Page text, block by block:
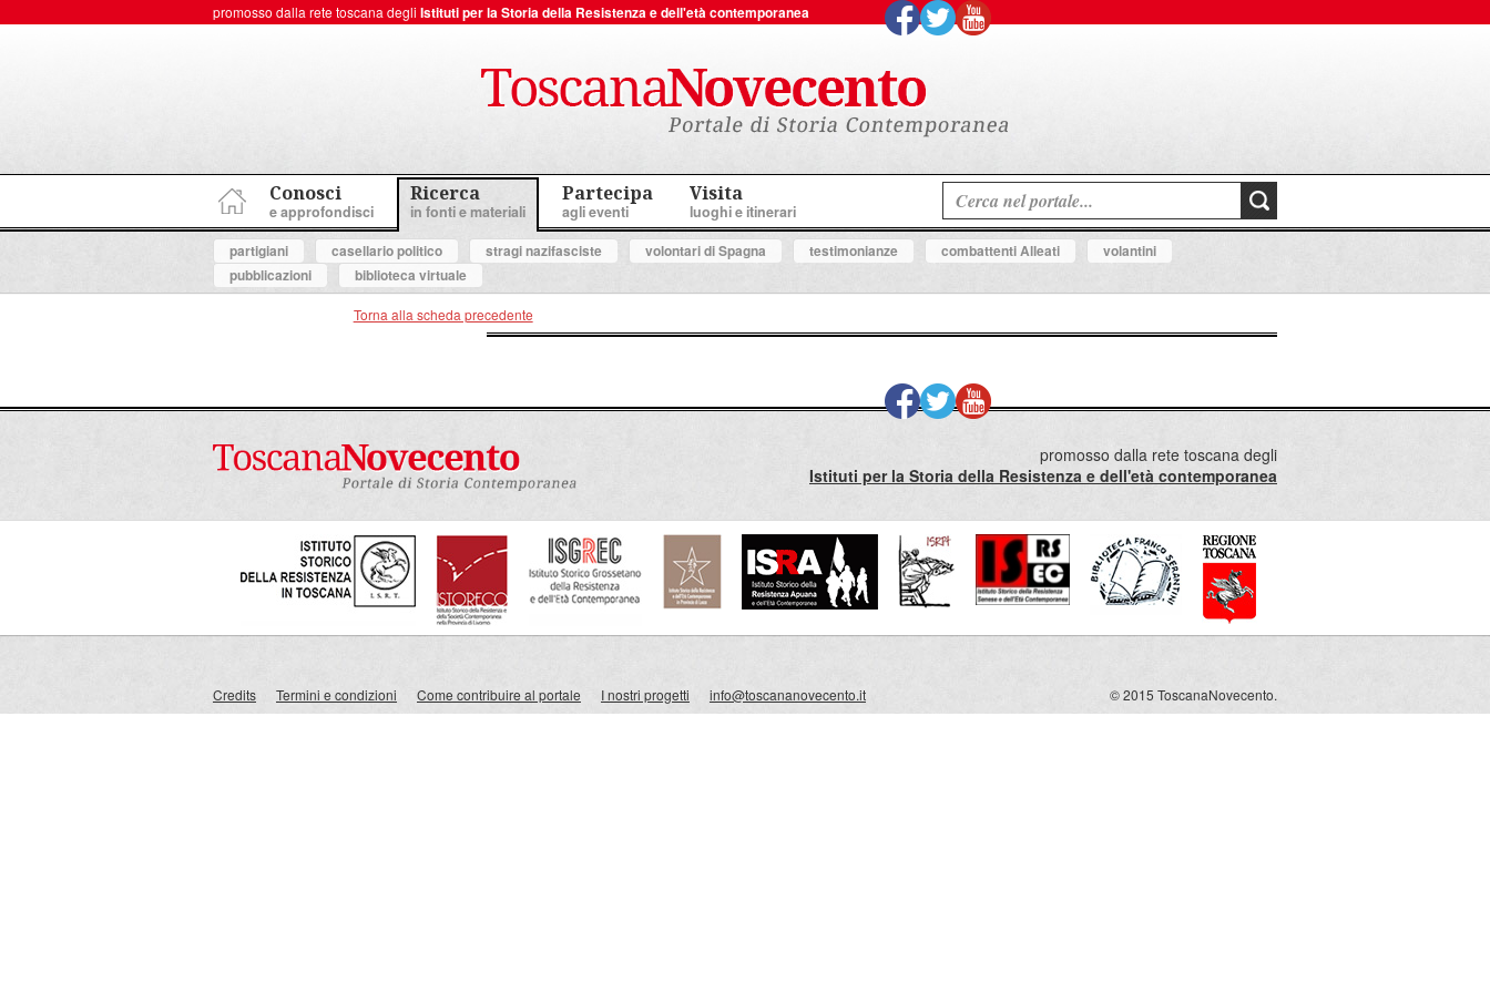
promosso dalla rete toscana degli Istituti per la Storia della Resistenza e dell'età contemporanea
Conosci
e approfondisci
Ricerca
in fonti e materiali
Partecipa
agli eventi
Visita
luoghi e itinerari
partigiani
casellario politico stragi nazifasciste volontari di Spagna testimonianze combattenti Alleati
volantini
pubblicazioni
biblioteca virtuale
Torna alla scheda precedente
promosso dalla rete toscana degli
Istituti per la Storia della Resistenza e dell'età contemporanea
Credits Termini e condizioni Come contribuire al portale I nostri progetti info@toscananovecento.it © 2015 ToscanaNovecento.